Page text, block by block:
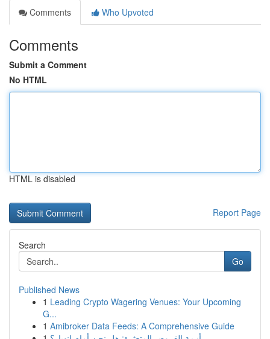
Comments
Who Upvoted
Comments
Submit a Comment
No HTML
HTML is disabled
Report Page
Search
Go
Published News
1 Leading Crypto Wagering Venues: Your Upcoming
G...
1 Amibroker Data Feeds: A Comprehensive Guide